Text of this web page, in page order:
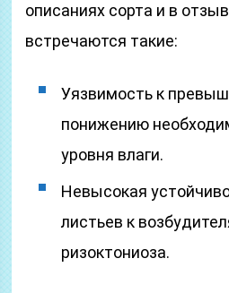
описаниях сорта и в
встречаются такие:
Уязвимость к
понижению
уровня влаги.
Невысокая
листьев к
ризоктониоза.